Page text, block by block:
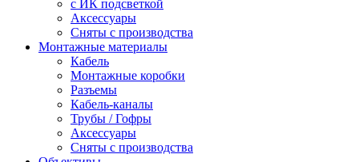
c ИК подсветкой
Аксессуары
Сняты с производства
Монтажные материалы
Кабель
Монтажные коробки
Разъемы
Кабель-каналы
Трубы / Гофры
Аксессуары
Сняты с производства